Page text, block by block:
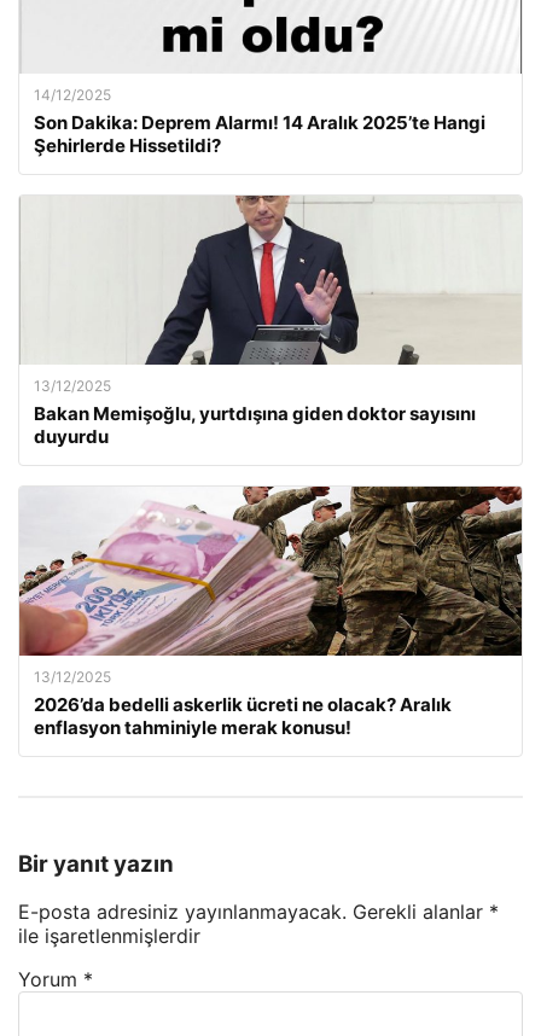
14/12/2025
Son Dakika: Deprem Alarmı! 14 Aralık 2025’te Hangi
Şehirlerde Hissetildi?
13/12/2025
Bakan Memişoğlu, yurtdışına giden doktor sayısını
duyurdu
13/12/2025
2026’da bedelli askerlik ücreti ne olacak? Aralık
enflasyon tahminiyle merak konusu!
Bir yanıt yazın
E-posta adresiniz yayınlanmayacak. Gerekli alanlar *
ile işaretlenmişlerdir
Yorum *